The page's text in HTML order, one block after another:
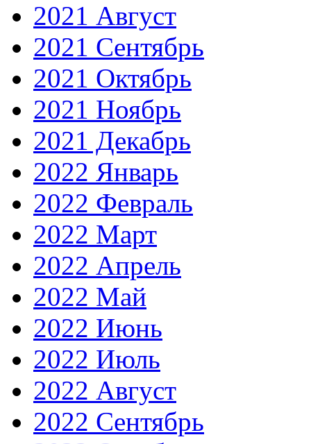
2021 Август
2021 Сентябрь
2021 Октябрь
2021 Ноябрь
2021 Декабрь
2022 Январь
2022 Февраль
2022 Март
2022 Апрель
2022 Май
2022 Июнь
2022 Июль
2022 Август
2022 Сентябрь